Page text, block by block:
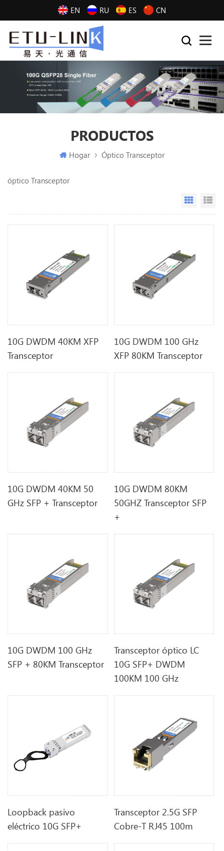
EN RU ES CN
PRODUCTOS
Hogar Óptico Transceptor
óptico Transceptor
Grid
10G DWDM 40KM XFP
Transceptor
10G DWDM 100 GHz
XFP 80KM Transceptor
10G DWDM 40KM 50
GHz SFP + Transceptor
10G DWDM 80KM
50GHZ Transceptor SFP
+
10G DWDM 100 GHz
SFP + 80KM Transceptor
Transceptor óptico LC
10G SFP+ DWDM
100KM 100 GHz
Loopback pasivo
eléctrico 10G SFP+
Transceptor 2.5G SFP
Cobre-T RJ45 100m